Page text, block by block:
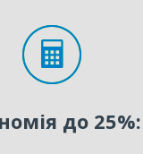
до 25%: